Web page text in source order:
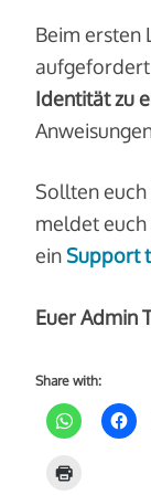
Beim ersten
Identität zu
Sollten
meldet
einSupport
Euer Admin
Share with: